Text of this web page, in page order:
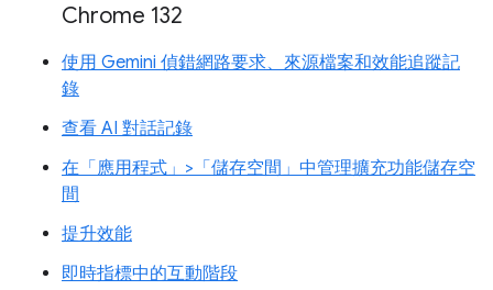
Chrome 132
使用 Gemini 偵錯網路要求、來源檔案和效能追蹤記
錄
查看 AI 對話記錄
在「應用程式」>「儲存空間」中管理擴充功能儲存空
間
提升效能
即時指標中的互動階段